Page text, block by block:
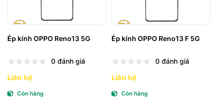
Ép kính OPPO Reno13 5G
0 đánh giá
Liên hệ
Còn hàng
Ép kính OPPO Reno13 F 5G
0 đánh giá
Liên hệ
Còn hàng